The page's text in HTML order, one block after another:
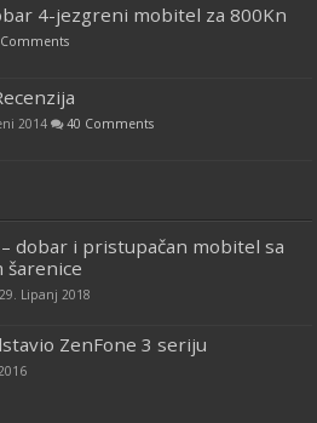
4-jezgreni mobitel za 800Kn
2014 40 Comments
– dobar i pristupačan mobitel sa
šarenice
29. Lipanj 2018
ZenFone 3 seriju